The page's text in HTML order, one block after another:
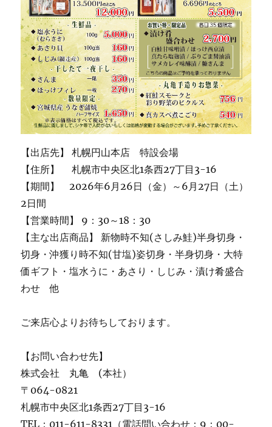
【出店先】 札幌円山本店 特設会場
【住所】 札幌市中央区北1条西27丁目3-16
【期間】 2026年6月26日（金）～6月27日（土）
2日間
【営業時間】 9：30～18：30
【主な出店商品】 新物時不知(さしみ鮭)半身切身・
切身・沖獲り時不知(甘塩)姿切身・半身切身・大特
価ギフト・塩水うに・あさり・しじみ・漬け肴盛合
わせ 他
ご来店心よりお待ちしております。
【お問い合わせ先】
株式会社 丸亀 (本社）
〒064-0821
札幌市中央区北1条西27丁目3-16
TEL：011-611-8331（電話問い合わせ：9：00-